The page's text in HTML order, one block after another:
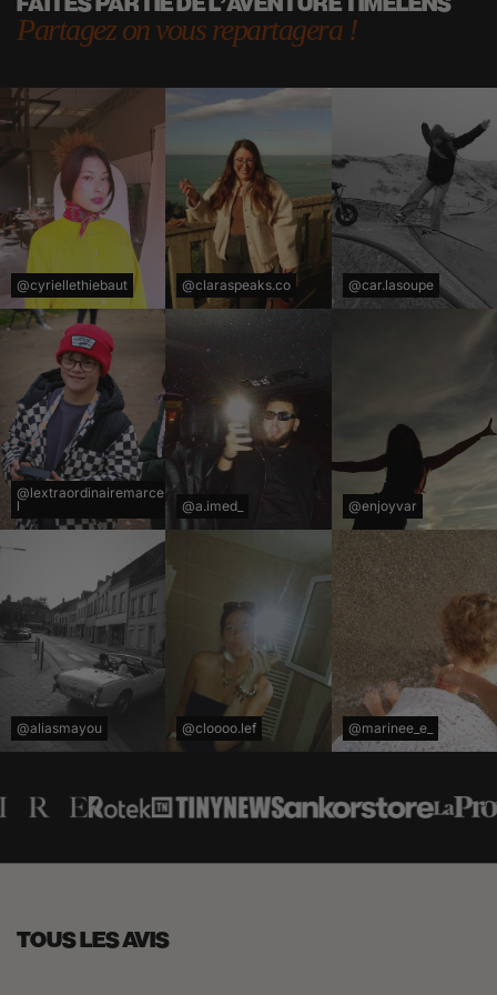
FAITES PARTIE DE L'AVENTURE TIMELENS
Partagez on vous repartagera !
@cyriellethiebaut @claraspeaks.co @car.lasoupe
@lextraordinairemarce
l
@a.imed_ @enjoyvar
@aliasmayou @cloooo.lef @marinee_e_
TOUS LES AVIS